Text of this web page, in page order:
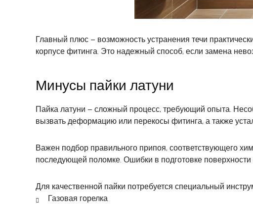
Главный плюс – возможность устранения течи
корпусе фитинга. Это надежный способ, если замена
Минусы пайки латуни
Пайка латуни – сложный процесс, требующий опыта.
вызвать деформацию или перекосы фитинга, а также
Важен подбор правильного припоя, соответствующего
последующей поломке. Ошибки в подготовке
Для качественной пайки потребуется специальный
Газовая горелка